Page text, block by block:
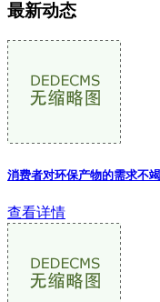
最新动态
消费者对环保产物的需求不
查看详情